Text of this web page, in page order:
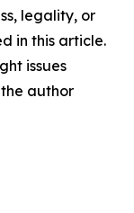
legality, or
in this article.
issues
author